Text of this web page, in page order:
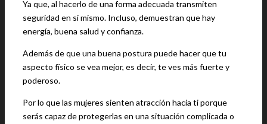
Ya que, al hacerlo de una forma adecuada transmiten
seguridad en sí mismo. Incluso, demuestran que hay
energía, buena salud y confianza.
Además de que una buena postura puede hacer que tu
aspecto físico se vea mejor, es decir, te ves más fuerte y
poderoso.
Por lo que las mujeres sienten atracción hacia ti porque
serás capaz de protegerlas en una situación complicada o